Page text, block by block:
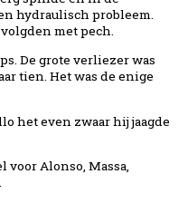
hydraulisch probleem.
volgden met pech.
De grote verliezer was
tien. Het was de enige
het even zwaar hij jaagde
voor Alonso, Massa,